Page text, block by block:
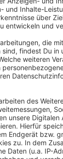
Hotels
und